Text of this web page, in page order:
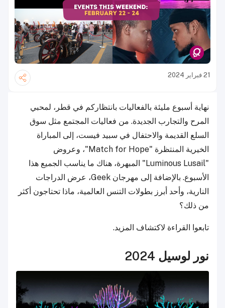
21 فبراير 2024
نهاية أسبوع مليئة بالفعاليات بانتظاركم في قطر، لمحبي
المرح والتجارب الجديدة. من فعاليات المجتمع مثل سوق
السلع القديمة والاحتفال في سبيد فيست، إلى المباراة
الخيرية المنتظرة "Match for Hope"، وعروض
"Luminous Lusail" المبهرة، هناك ما يناسب الجميع هذا
الأسبوع. بالإضافة إلى مهرجان Geek، عرض الدراجات
النارية، وأحد أبرز بطولات التنس العالمية، ماذا تحتاجون أكثر
من ذلك؟
تابعوا القراءة لاكتشاف المزيد.
نور لوسيل 2024